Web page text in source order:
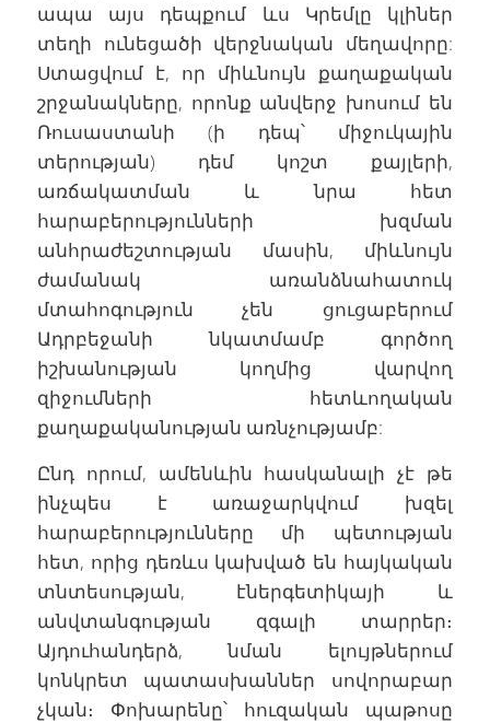
ապա այս դեպքում ևս Կրեմլը կլիներ
տեղի ունեցածի վերջնական մեղավորը:
Ստացվում է, որ միևնույն քաղաքական
շրջանակները, որոնք անվերջ խոսում են
Ռուսաստանի (ի դեպ՝ միջուկային
տերության) դեմ կոշտ քայլերի,
առճակատման և նրա հետ
հարաբերությունների խզման
անհրաժեշտության մասին, միևնույն
ժամանակ առանձնահատուկ
մտահոգություն չեն ցուցաբերում
Ադրբեջանի նկատմամբ գործող
իշխանության կողմից վարվող
զիջումների հետևողական
քաղաքականության առնչությամբ:
Ընդ որում, ամենևին հասկանալի չէ թե
ինչպես է առաջարկվում խզել
հարաբերությունները մի պետության
հետ, որից դեռևս կախված են հայկական
տնտեսության, էներգետիկայի և
անվտանգության զգալի տարրեր։
Այդուհանդերձ, նման ելույթներում
կոնկրետ պատասխաններ սովորաբար
չկան։ Փոխարենը՝ հուզական պաթոսը